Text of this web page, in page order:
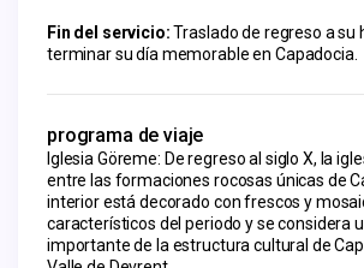
Fin del servicio: Traslado de regreso a su
terminar su día memorable en Capadocia.
programa de viaje
Iglesia Göreme: De regreso al siglo X, la
entre las formaciones rocosas únicas de
interior está decorado con frescos y
característicos del periodo y se considera
importante de la estructura cultural de